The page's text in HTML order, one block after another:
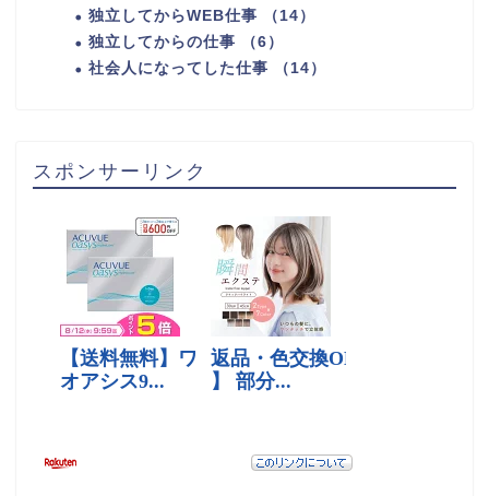
独立してからWEB仕事 （14）
独立してからの仕事 （6）
社会人になってした仕事 （14）
スポンサーリンク